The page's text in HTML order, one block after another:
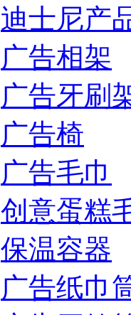
迪士尼产
广告相架
广告牙刷
广告椅
广告毛巾
创意蛋糕
保温容器
广告纸巾